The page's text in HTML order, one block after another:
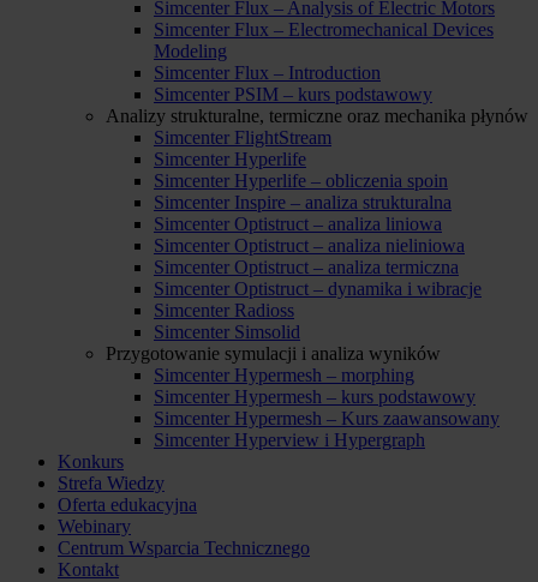
Simcenter Flux – Analysis of Electric Motors
Simcenter Flux – Electromechanical Devices
Modeling
Simcenter Flux – Introduction
Simcenter PSIM – kurs podstawowy
Analizy strukturalne, termiczne oraz mechanika płynów
Simcenter FlightStream
Simcenter Hyperlife
Simcenter Hyperlife – obliczenia spoin
Simcenter Inspire – analiza strukturalna
Simcenter Optistruct – analiza liniowa
Simcenter Optistruct – analiza nieliniowa
Simcenter Optistruct – analiza termiczna
Simcenter Optistruct – dynamika i wibracje
Simcenter Radioss
Simcenter Simsolid
Przygotowanie symulacji i analiza wyników
Simcenter Hypermesh – morphing
Simcenter Hypermesh – kurs podstawowy
Simcenter Hypermesh – Kurs zaawansowany
Simcenter Hyperview i Hypergraph
Konkurs
Strefa Wiedzy
Oferta edukacyjna
Webinary
Centrum Wsparcia Technicznego
Kontakt